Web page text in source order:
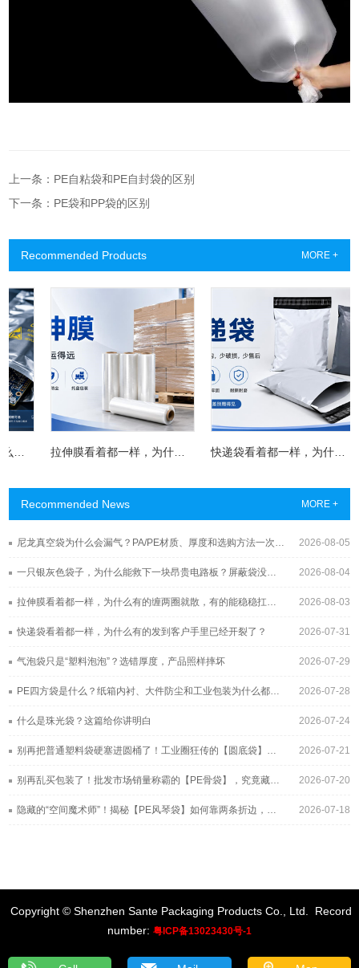
上一条：PE自粘袋和PE自封袋的区别
下一条：PE袋和PP袋的区别
Recommended Products MORE +
一只银灰色袋子，为什么能救下一块昂贵电路板？屏蔽袋没你想得那么简单 拉伸膜看着都一样，为什么有的缠两圈就散，有的能稳稳扛过长途运输？ 快递袋看着都一样，为什么有的发到客户手里已经开裂了？
Recommended News MORE +
2026-08-05
尼龙真空袋为什么会漏气？PA/PE材质、厚度和选购方法一次讲清
2026-08-04
一只银灰色袋子，为什么能救下一块昂贵电路板？屏蔽袋没你想得那么简单
2026-08-03
拉伸膜看着都一样，为什么有的缠两圈就散，有的能稳稳扛过长途运输？
2026-07-31
快递袋看着都一样，为什么有的发到客户手里已经开裂了？
2026-07-29
气泡袋只是“塑料泡泡”？选错厚度，产品照样摔坏
2026-07-28
PE四方袋是什么？纸箱内衬、大件防尘和工业包装为什么都在用它
2026-07-24
什么是珠光袋？这篇给你讲明白
2026-07-21
别再把普通塑料袋硬塞进圆桶了！工业圈狂传的【圆底袋】，究竟凭什么帮工厂年省几十万？
2026-07-20
别再乱买包装了！批发市场销量称霸的【PE骨袋】，究竟藏着多少不为人知的采购黑幕？
2026-07-18
隐藏的“空间魔术师”！揭秘【PE风琴袋】如何靠两条折边，疯狂收割工业与大健康包装的百亿市场？
Copyright © Shenzhen Sante Packaging Products Co., Ltd. Record
number: 粤ICP备13023430号-1